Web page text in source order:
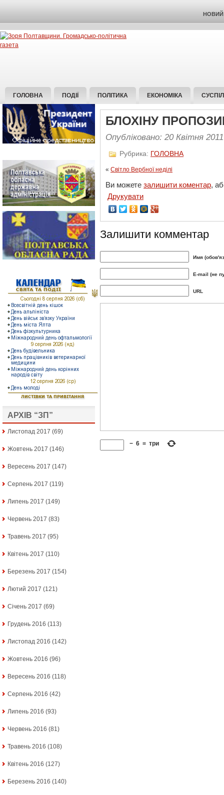
НОВИЙ
ГОЛОВНА ПОДІЇ ПОЛІТИКА ЕКОНОМІКА
АРХІВ “ЗП”
Листопад 2017 (69)
Жовтень 2017 (146)
Вересень 2017 (147)
Серпень 2017 (119)
Липень 2017 (149)
Червень 2017 (83)
Травень 2017 (95)
Квітень 2017 (110)
Березень 2017 (154)
Лютий 2017 (121)
Січень 2017 (69)
Грудень 2016 (113)
Листопад 2016 (142)
Жовтень 2016 (96)
Вересень 2016 (118)
Серпень 2016 (42)
Липень 2016 (93)
Червень 2016 (81)
Травень 2016 (108)
Квітень 2016 (127)
Березень 2016 (140)
БЛОХІНУ
Опубліковано: 20 Квітня 2011
Рубрика: ГОЛОВНА
« Світло Вербної неділі
Ви можете залишити коментар,
Друкувати
Залишити комментар
Имя
E-mail (не
URL
− 6 = три